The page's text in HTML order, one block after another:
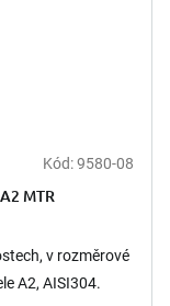
Kód:9580-08
MTR
v rozměrové
A2, AISI304.